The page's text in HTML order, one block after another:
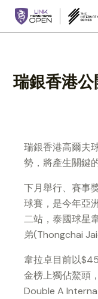
瑞銀香港
瑞銀香港高爾夫
勢，將產生關鍵
下月舉行、賽事
球賽，是今年亞
二站，泰國球星
弟(Thongchai
韋拉卓目前以
金榜上獨佔鰲頭
Double A